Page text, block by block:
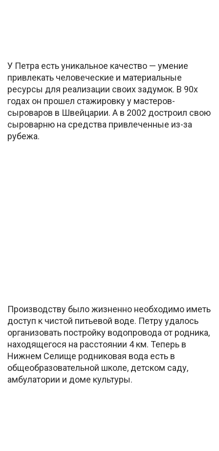
У Петра есть уникальное качество — умение
привлекать человеческие и материальные
ресурсы для реализации своих задумок. В 90х
годах он прошел стажировку у мастеров-
сыроваров в Швейцарии. А в 2002 достроил свою
сыроварню на средства привлеченные из-за
рубежа.
Производству было жизненно необходимо иметь
доступ к чистой питьевой воде. Петру удалось
организовать постройку водопровода от родника,
находящегося на расстоянии 4 км. Теперь в
Нижнем Селище родниковая вода есть в
общеобразовательной школе, детском саду,
амбулатории и доме культуры.